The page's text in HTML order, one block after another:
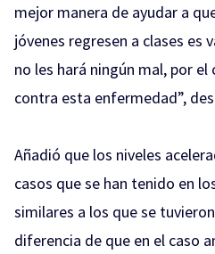
mejor manera de ayudar a
jóvenes regresen a clases es
no les hará ningún mal, por
contra esta enfermedad”,
Añadió que los niveles
casos que se han tenido en
similares a los que se
diferencia de que en el caso